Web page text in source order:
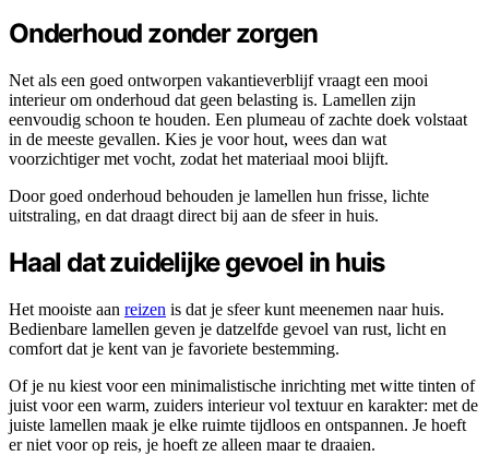
Onderhoud zonder zorgen
Net als een goed ontworpen vakantieverblijf vraagt een mooi
interieur om onderhoud dat geen belasting is. Lamellen zijn
eenvoudig schoon te houden. Een plumeau of zachte doek volstaat
in de meeste gevallen. Kies je voor hout, wees dan wat
voorzichtiger met vocht, zodat het materiaal mooi blijft.
Door goed onderhoud behouden je lamellen hun frisse, lichte
uitstraling, en dat draagt direct bij aan de sfeer in huis.
Haal dat zuidelijke gevoel in huis
Het mooiste aan reizen is dat je sfeer kunt meenemen naar huis.
Bedienbare lamellen geven je datzelfde gevoel van rust, licht en
comfort dat je kent van je favoriete bestemming.
Of je nu kiest voor een minimalistische inrichting met witte tinten of
juist voor een warm, zuiders interieur vol textuur en karakter: met de
juiste lamellen maak je elke ruimte tijdloos en ontspannen. Je hoeft
er niet voor op reis, je hoeft ze alleen maar te draaien.